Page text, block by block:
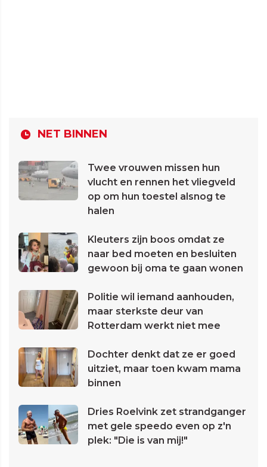
NET BINNEN
Twee vrouwen missen hun
vlucht en rennen het vliegveld
op om hun toestel alsnog te
halen
Kleuters zijn boos omdat ze
naar bed moeten en besluiten
gewoon bij oma te gaan wonen
Politie wil iemand aanhouden,
maar sterkste deur van
Rotterdam werkt niet mee
Dochter denkt dat ze er goed
uitziet, maar toen kwam mama
binnen
Dries Roelvink zet strandganger
met gele speedo even op z'n
plek: "Die is van mij!"